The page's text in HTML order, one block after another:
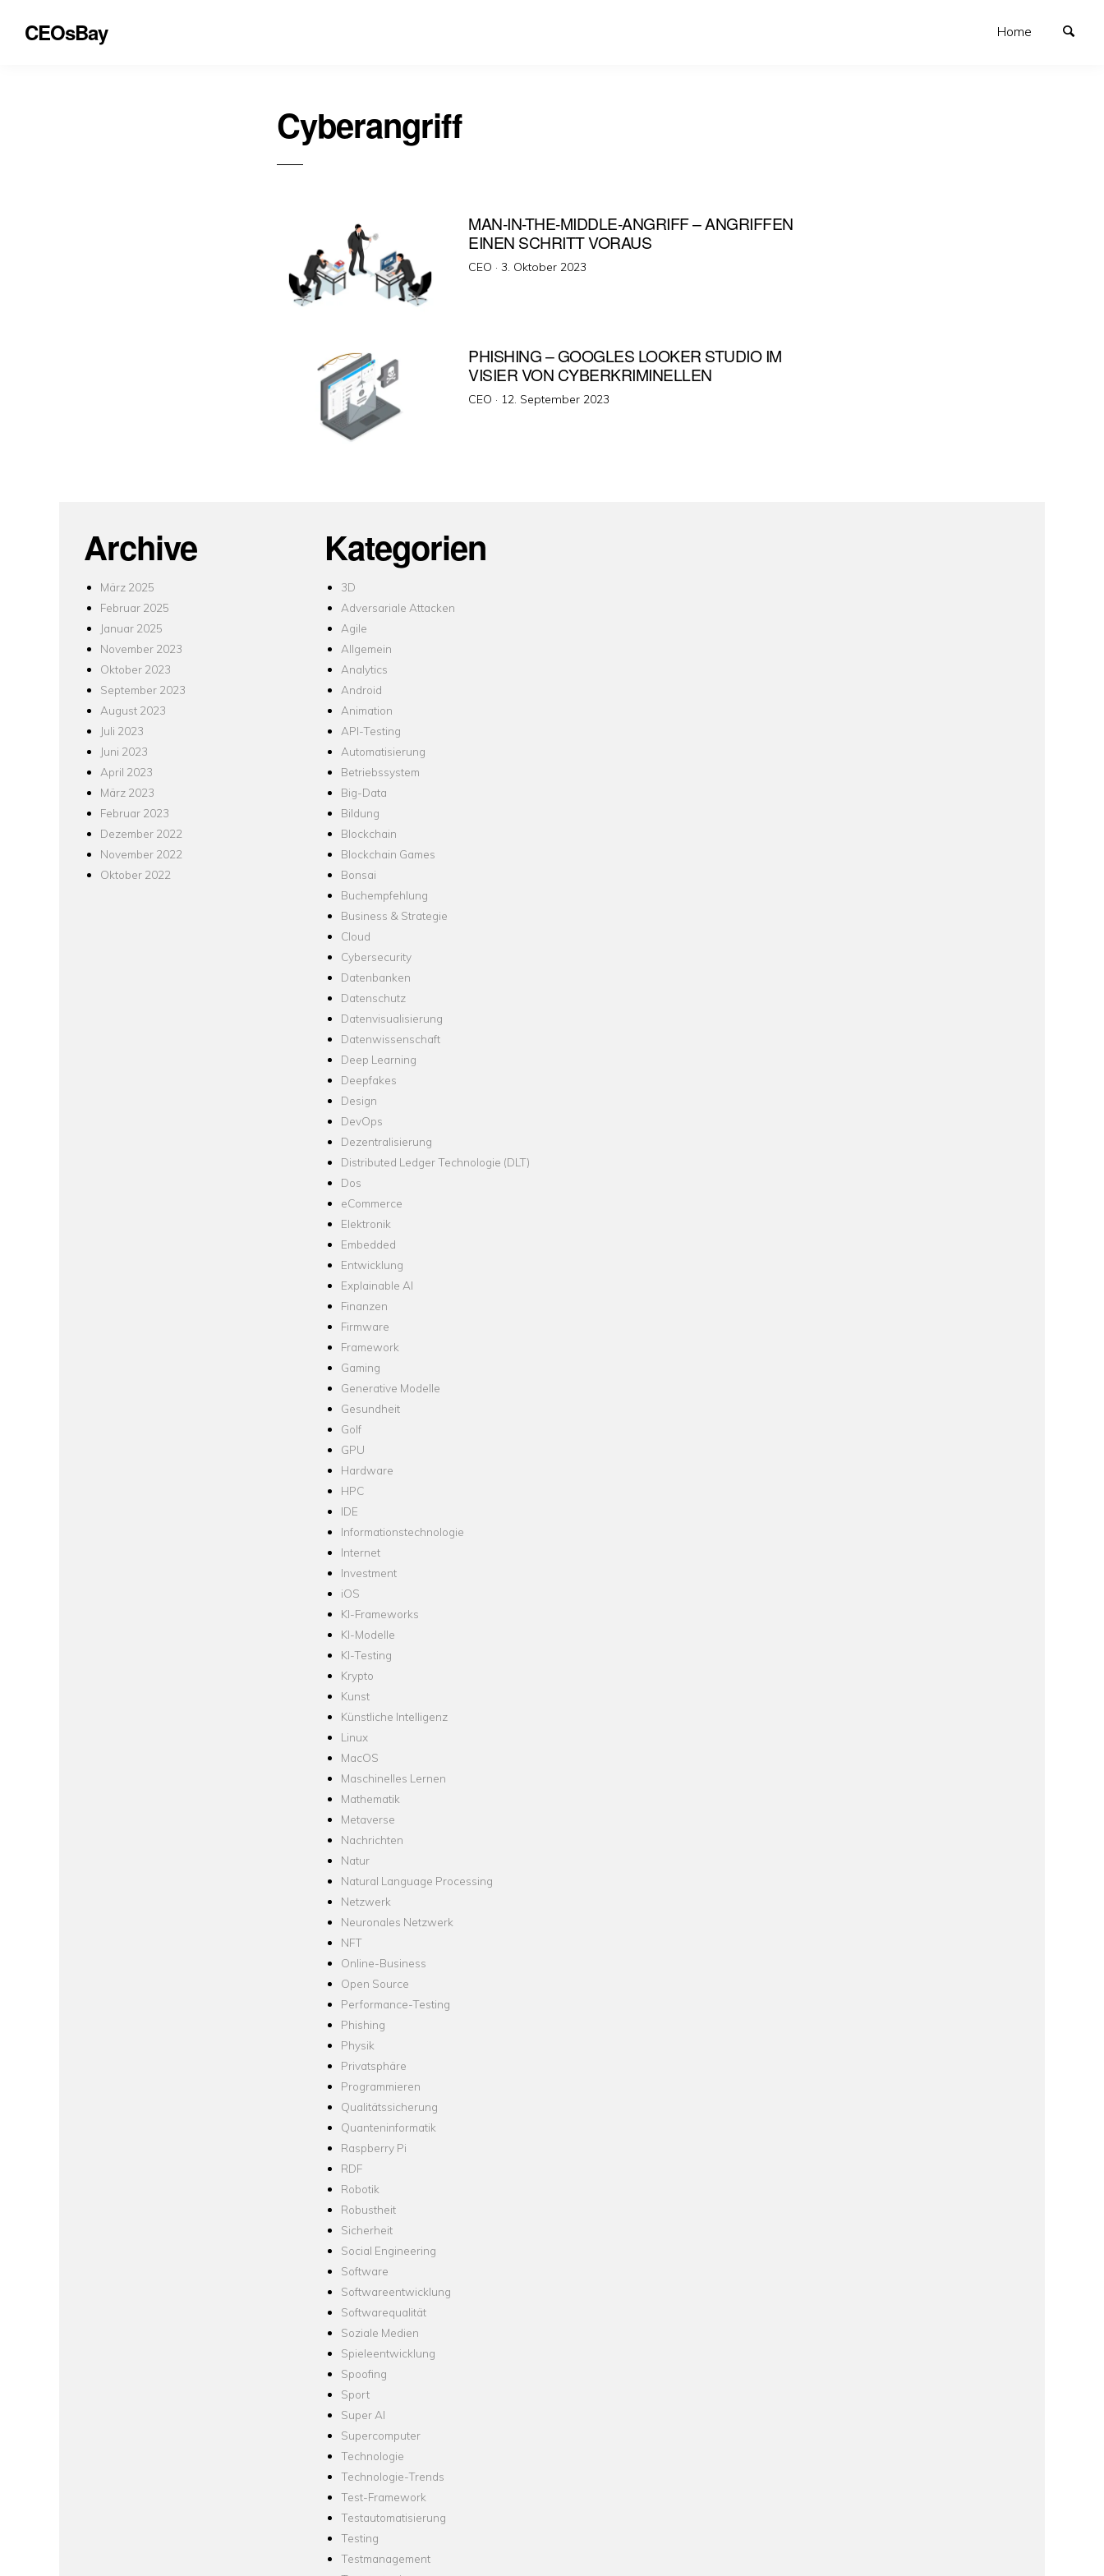
CEOsBay Home
Cyberangriff
MAN-IN-THE-MIDDLE-ANGRIFF – ANGRIFFEN
EINEN SCHRITT VORAUS
CEO ·Veröffentlicht
3. Oktober 2023
PHISHING – GOOGLES LOOKER STUDIO IM
VISIER VON CYBERKRIMINELLEN
CEO · Veröffentlicht
12. September 2023
Archive
März 2025
Februar 2025
Januar 2025
November 2023
Oktober 2023
September 2023
August 2023
Juli 2023
Juni 2023
April 2023
März 2023
Februar 2023
Dezember 2022
November 2022
Oktober 2022
Kategorien
3D
Adversariale Attacken
Agile
Allgemein
Analytics
Android
Animation
API-Testing
Automatisierung
Betriebssystem
Big-Data
Bildung
Blockchain
Blockchain Games
Bonsai
Buchempfehlung
Business & Strategie
Cloud
Cybersecurity
Datenbanken
Datenschutz
Datenvisualisierung
Datenwissenschaft
Deep Learning
Deepfakes
Design
DevOps
Dezentralisierung
Distributed Ledger Technologie (DLT)
Dos
eCommerce
Elektronik
Embedded
Entwicklung
Explainable AI
Finanzen
Firmware
Framework
Gaming
Generative Modelle
Gesundheit
Golf
GPU
Hardware
HPC
IDE
Informationstechnologie
Internet
Investment
iOS
KI-Frameworks
KI-Modelle
KI-Testing
Krypto
Kunst
Künstliche Intelligenz
Linux
MacOS
Maschinelles Lernen
Mathematik
Metaverse
Nachrichten
Natur
Natural Language Processing
Netzwerk
Neuronales Netzwerk
NFT
Online-Business
Open Source
Performance-Testing
Phishing
Physik
Privatsphäre
Programmieren
Qualitätssicherung
Quanteninformatik
Raspberry Pi
RDF
Robotik
Robustheit
Sicherheit
Social Engineering
Software
Softwareentwicklung
Softwarequalität
Soziale Medien
Spieleentwicklung
Spoofing
Sport
Super AI
Supercomputer
Technologie
Technologie-Trends
Test-Framework
Testautomatisierung
Testing
Testmanagement